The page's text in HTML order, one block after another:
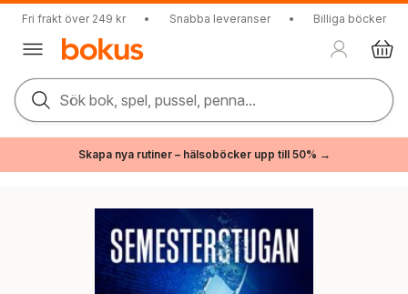
Fri frakt över 249 kr • Snabba leveranser • Billiga böcker
Sök bok, spel, pussel, penna...
Skapa nya rutiner – hälsoböcker upp till 50% →